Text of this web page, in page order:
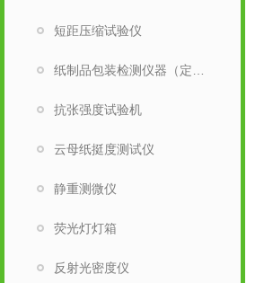
短距压缩试验仪
抗张强度试验机
云母纸挺度测试仪
静重测微仪
荧光灯灯箱
反射光密度仪